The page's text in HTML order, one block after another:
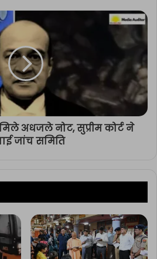
अधजले नोट, सुप्रीम कोर्ट ने
जांच समिति